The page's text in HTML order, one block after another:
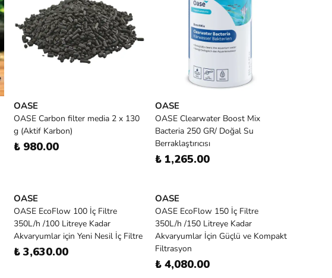
OASE
OASE Carbon filter media 2 x 130
g (Aktif Karbon)
₺ 980.00
OASE
OASE Clearwater Boost Mix
Bacteria 250 GR/ Doğal Su
Berraklaştırıcısı
₺ 1,265.00
OASE
OASE EcoFlow 100 İç Filtre
350L/h /100 Litreye Kadar
Akvaryumlar için Yeni Nesil İç Filtre
₺ 3,630.00
OASE
OASE EcoFlow 150 İç Filtre
350L/h /150 Litreye Kadar
Akvaryumlar İçin Güçlü ve Kompakt
Filtrasyon
₺ 4,080.00